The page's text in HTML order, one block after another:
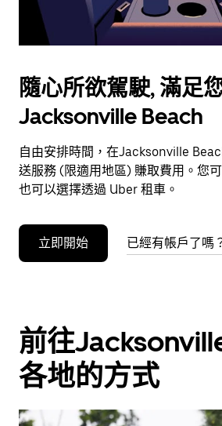
鈕
即
可
閉
行
事
隨心所欲駕駛, 滿足
Jacksonville Beach
自由安排時間，在Jacksonville
送服務 (限適用地區) 賺取費用。您
也可以選擇透過 Uber 租車。
立即開始 已經有帳戶了嗎
前往
各地的方式